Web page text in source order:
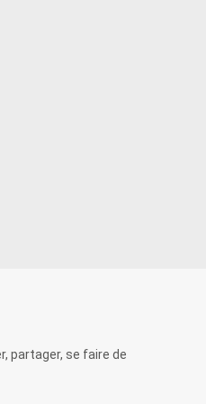
partager, se faire de